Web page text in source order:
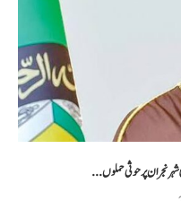
نجران پر حوثی حملوں...